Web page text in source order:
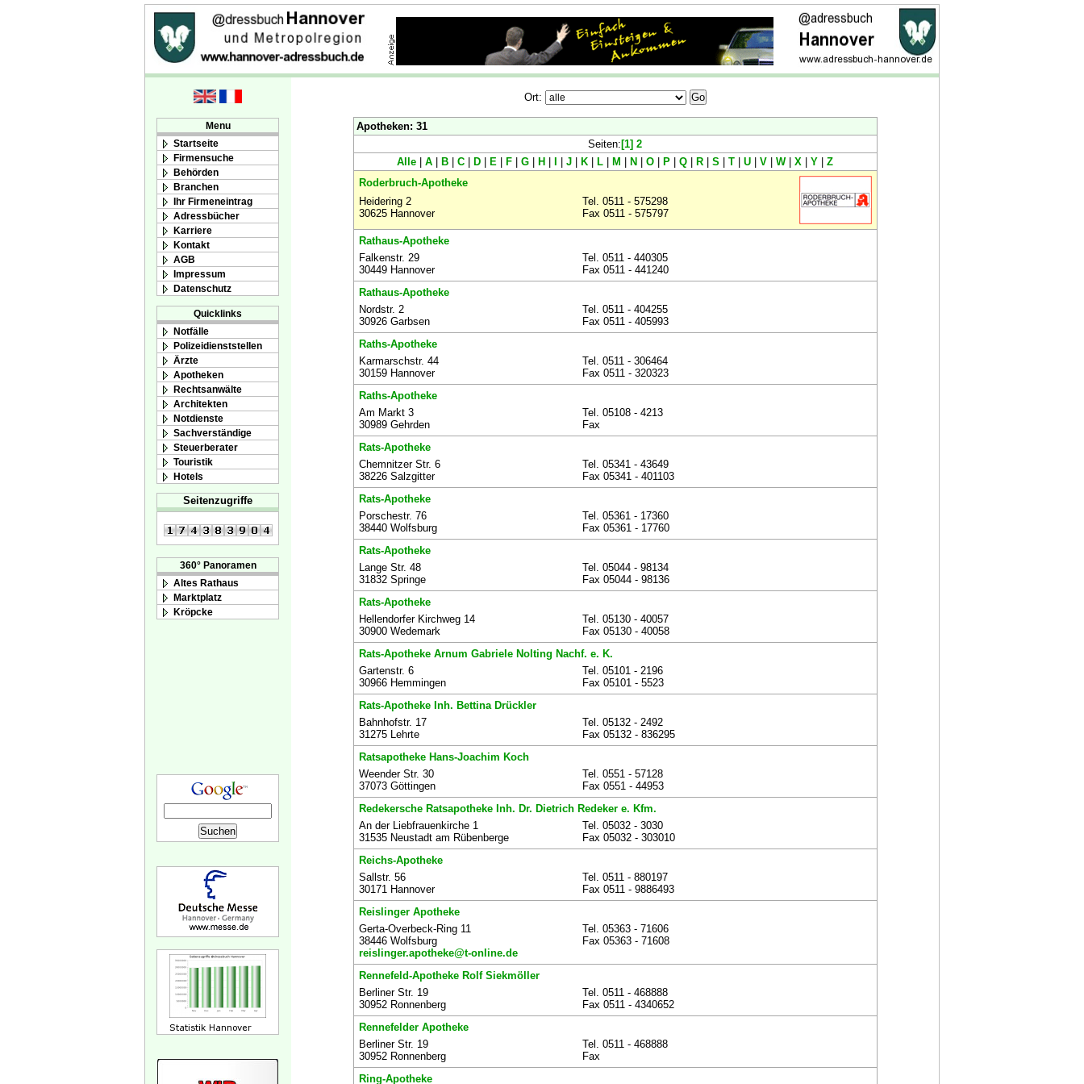
Menu
Startseite
Firmensuche
Behörden
Branchen
Ihr Firmeneintrag
Adressbücher
Karriere
Kontakt
AGB
Impressum
Datenschutz
Quicklinks
Notfälle
Polizeidienststellen
Ärzte
Apotheken
Rechtsanwälte
Architekten
Notdienste
Sachverständige
Steuerberater
Touristik
Hotels
Seitenzugriffe
360° Panoramen
Altes Rathaus
Marktplatz
Kröpcke
Ort:
Apotheken: 31
Seiten: [1] 2
Alle
A B C D E F G H J K L M N O P Q R S T U V W| X Y
Z
Roderbruch-Apotheke
Heidering 2
30625 Hannover
Tel. 0511 - 575298
Fax 0511 - 575797
Rathaus-Apotheke
Falkenstr. 29
30449 Hannover
Tel. 0511 - 440305
Fax 0511 - 441240
Rathaus-Apotheke
Nordstr. 2
30926 Garbsen
Tel. 0511 - 404255
Fax 0511 - 405993
Raths-Apotheke
Karmarschstr. 44
30159 Hannover
Tel. 0511 - 306464
Fax 0511 - 320323
Raths-Apotheke
Am Markt 3
30989 Gehrden
Tel. 05108 - 4213
Fax
Rats-Apotheke
Chemnitzer Str. 6
38226 Salzgitter
Tel. 05341 - 43649
Fax 05341 - 401103
Rats-Apotheke
Porschestr. 76
38440 Wolfsburg
Tel. 05361 - 17360
Fax 05361 - 17760
Rats-Apotheke
Lange Str. 48
31832 Springe
Tel. 05044 - 98134
Fax 05044 - 98136
Rats-Apotheke
Hellendorfer Kirchweg 14
30900 Wedemark
Tel. 05130 - 40057
Fax 05130 - 40058
Rats-Apotheke Arnum Gabriele Nolting Nachf. e. K.
Gartenstr. 6
30966 Hemmingen
Tel. 05101 - 2196
Fax 05101 - 5523
Rats-Apotheke Inh. Bettina Drückler
Bahnhofstr. 17
31275 Lehrte
Tel. 05132 - 2492
Fax 05132 - 836295
Ratsapotheke Hans-Joachim Koch
Weender Str. 30
37073 Göttingen
Tel. 0551 - 57128
Fax 0551 - 44953
Redekersche Ratsapotheke Inh. Dr. Dietrich Redeker e. Kfm.
An der Liebfrauenkirche 1
31535 Neustadt am Rübenberge
Tel. 05032 - 3030
Fax 05032 - 303010
Reichs-Apotheke
Sallstr. 56
30171 Hannover
Tel. 0511 - 880197
Fax 0511 - 9886493
Reislinger Apotheke
Gerta-Overbeck-Ring 11
38446 Wolfsburg
reislinger.apotheke@t-online.de
Tel. 05363 - 71606
Fax 05363 - 71608
Rennefeld-Apotheke Rolf Siekmöller
Berliner Str. 19
30952 Ronnenberg
Tel. 0511 - 468888
Fax 0511 - 4340652
Rennefelder Apotheke
Berliner Str. 19
30952 Ronnenberg
Tel. 0511 - 468888
Fax
Ring-Apotheke